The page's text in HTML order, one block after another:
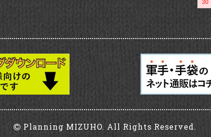
Planning MIZUHO. All Rights Reserved.